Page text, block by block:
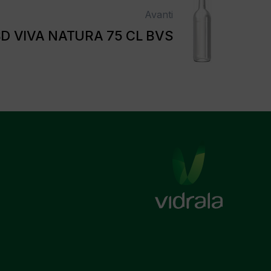
Avanti
VIVA NATURA 75 CL BVS